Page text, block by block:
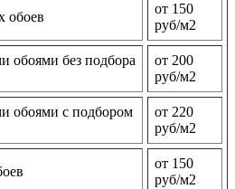
обоев
от 150
руб/м2
обоями без подбора
от 200
руб/м2
обоями с подбором
от 220
руб/м2
от 150
руб/м2